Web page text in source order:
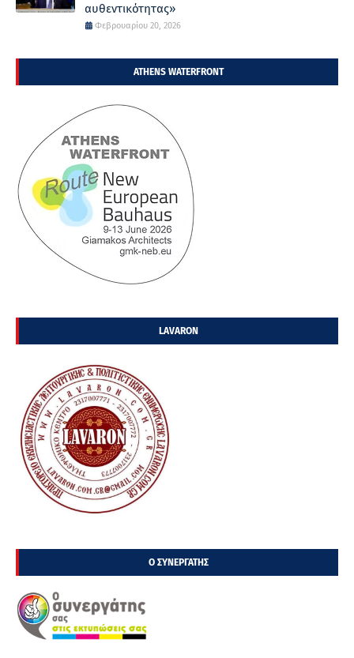
αυθεντικότητας»
Φεβρουαρίου 20, 2026
ATHENS WATERFRONT
LAVARON
Ο ΣΥΝΕΡΓΑΤΗΣ